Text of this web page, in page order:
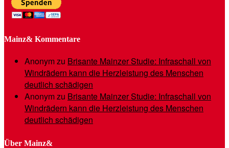
Mainz& Kommentare
Anonymzu Brisante Mainzer Studie: Infraschall von
Windrädern kann die Herzleistung des Menschen
deutlich schädigen
Anonymzu Brisante Mainzer Studie: Infraschall von
Windrädern kann die Herzleistung des Menschen
deutlich schädigen
Über Mainz&